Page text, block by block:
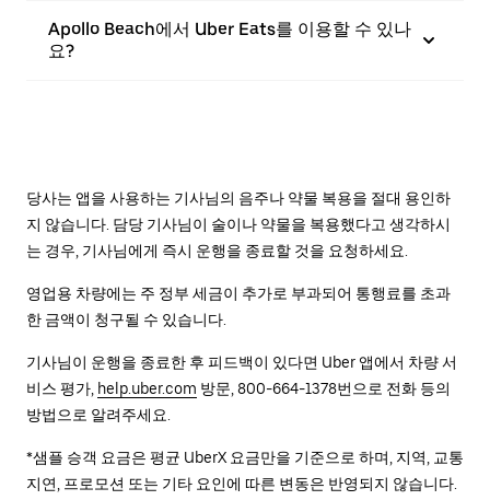
Apollo Beach에서 Uber Eats를 이용할 수 있나
요?
당사는 앱을 사용하는 기사님의 음주나 약물 복용을 절대 용인하
지 않습니다. 담당 기사님이 술이나 약물을 복용했다고 생각하시
는 경우, 기사님에게 즉시 운행을 종료할 것을 요청하세요.
영업용 차량에는 주 정부 세금이 추가로 부과되어 통행료를 초과
한 금액이 청구될 수 있습니다.
기사님이 운행을 종료한 후 피드백이 있다면 Uber 앱에서 차량 서
비스 평가, help.uber.com 방문, 800-664-1378번으로 전화 등의
방법으로 알려주세요.
*샘플 승객 요금은 평균 UberX 요금만을 기준으로 하며, 지역, 교통
지연, 프로모션 또는 기타 요인에 따른 변동은 반영되지 않습니다.